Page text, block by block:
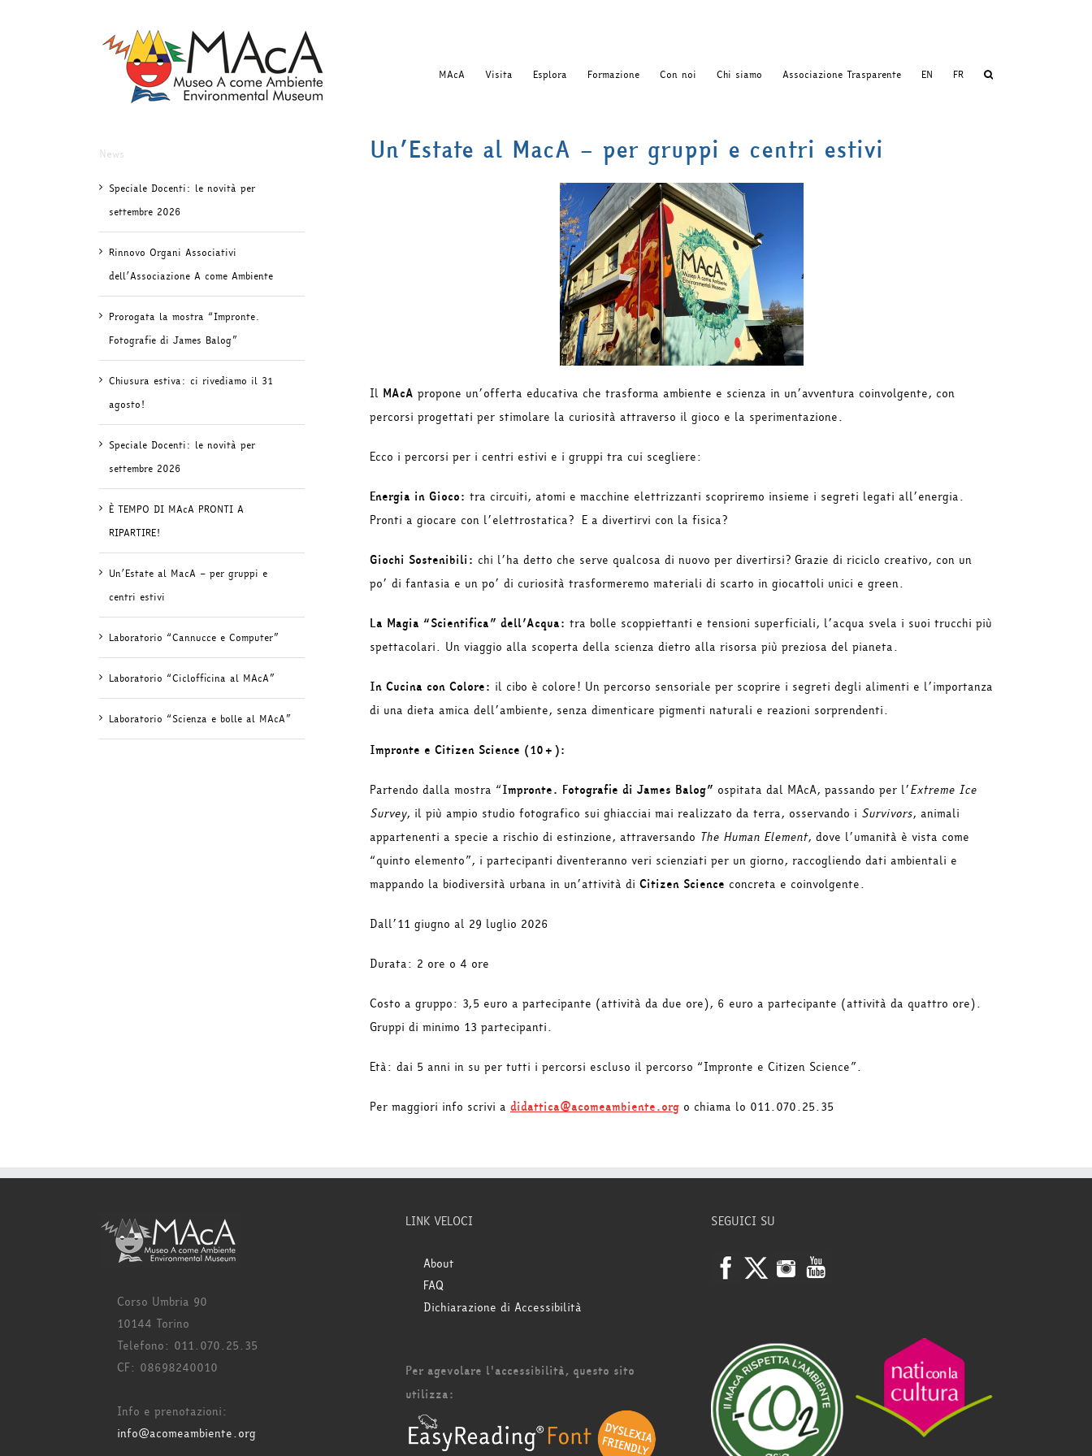
MAcA Visita Esplora Formazione Con noi Chi siamo Associazione Trasparente EN FR
Un’Estate al MacA – per gruppi e centri estivi
Il MAcA propone un’offerta educativa che trasforma ambiente e scienza in un’avventura coinvolgente, con
percorsi progettati per stimolare la curiosità attraverso il gioco e la sperimentazione.
Ecco i percorsi per i centri estivi e i gruppi tra cui scegliere:
Energia in Gioco: tra circuiti, atomi e macchine elettrizzanti scopriremo insieme i segreti legati all’energia.
Pronti a giocare con l’elettrostatica? E a divertirvi con la fisica?
Giochi Sostenibili: chi l’ha detto che serve qualcosa di nuovo per divertirsi? Grazie di riciclo creativo, con un
po’ di fantasia e un po’ di curiosità trasformeremo materiali di scarto in giocattoli unici e green.
La Magia “Scientifica” dell’Acqua: tra bolle scoppiettanti e tensioni superficiali, l’acqua svela i suoi trucchi più
spettacolari. Un viaggio alla scoperta della scienza dietro alla risorsa più preziosa del pianeta.
In Cucina con Colore: il cibo è colore! Un percorso sensoriale per scoprire i segreti degli alimenti e l’importanza
di una dieta amica dell’ambiente, senza dimenticare pigmenti naturali e reazioni sorprendenti.
Impronte e Citizen Science (10+):
Partendo dalla mostra “Impronte. Fotografie di James Balog” ospitata dal MAcA, passando per l’Extreme Ice
Survey, il più ampio studio fotografico sui ghiacciai mai realizzato da terra, osservando i Survivors, animali
appartenenti a specie a rischio di estinzione, attraversando The Human Element, dove l’umanità è vista come
“quinto elemento”, i partecipanti diventeranno veri scienziati per un giorno, raccogliendo dati ambientali e
mappando la biodiversità urbana in un’attività di Citizen Science concreta e coinvolgente.
Dall’11 giugno al 29 luglio 2026
Durata: 2 ore o 4 ore
Costo a gruppo: 3,5 euro a partecipante (attività da due ore), 6 euro a partecipante (attività da quattro ore).
Gruppi di minimo 13 partecipanti.
Età: dai 5 anni in su per tutti i percorsi escluso il percorso “Impronte e Citizen Science”.
Per maggiori info scrivi a didattica@acomeambiente.org o chiama lo 011.070.25.35
News
Speciale Docenti: le novità per
settembre 2026
Rinnovo Organi Associativi
dell’Associazione A come Ambiente
Prorogata la mostra “Impronte.
Fotografie di James Balog”
Chiusura estiva: ci rivediamo il 31
agosto!
Speciale Docenti: le novità per
settembre 2026
È TEMPO DI MAcA PRONTI A
RIPARTIRE!
Un’Estate al MacA – per gruppi e
centri estivi
Laboratorio “Cannucce e Computer”
Laboratorio “Ciclofficina al MAcA”
Laboratorio “Scienza e bolle al MAcA”
Corso Umbria 90
10144 Torino
Telefono: 011.070.25.35
CF: 08698240010
Info e prenotazioni:
info@acomeambiente.org
LINK VELOCI
About
FAQ
Dichiarazione di Accessibilità
Per agevolare l'accessibilità, questo sito
utilizza:
SEGUICI SU